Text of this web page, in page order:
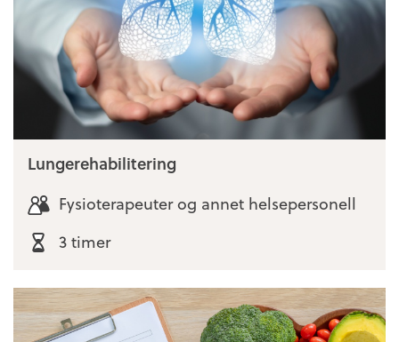
Lungerehabilitering
Fysioterapeuter og annet helsepersonell
3 timer